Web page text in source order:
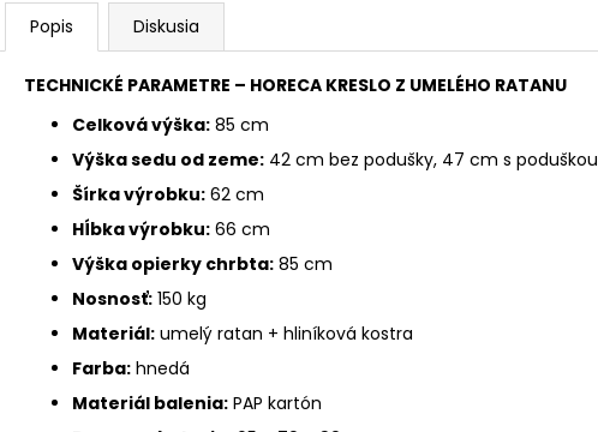
Popis Diskusia
TECHNICKÉ PARAMETRE – HORECA KRESLO Z UMELÉHO RATANU
Celková výška: 85 cm
Výška sedu od zeme: 42 cm bez podušky, 47 cm s poduškou
Šírka výrobku: 62 cm
Hĺbka výrobku: 66 cm
Výška opierky chrbta: 85 cm
Nosnosť: 150 kg
Materiál: umelý ratan + hliníková kostra
Farba: hnedá
Materiál balenia: PAP kartón